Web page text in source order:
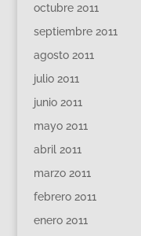
octubre 2011
septiembre 2011
agosto 2011
julio 2011
junio 2011
mayo 2011
abril 2011
marzo 2011
febrero 2011
enero 2011